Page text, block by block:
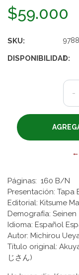
$59.000
SKU:
DISPONIBILIDAD:
1
-
←
Páginas: 160 B/N
Presentación:
Editorial: Kitsume
Demografía: Seinen
Idioma: Español
Autor: Michirou
Título original:
じさん)